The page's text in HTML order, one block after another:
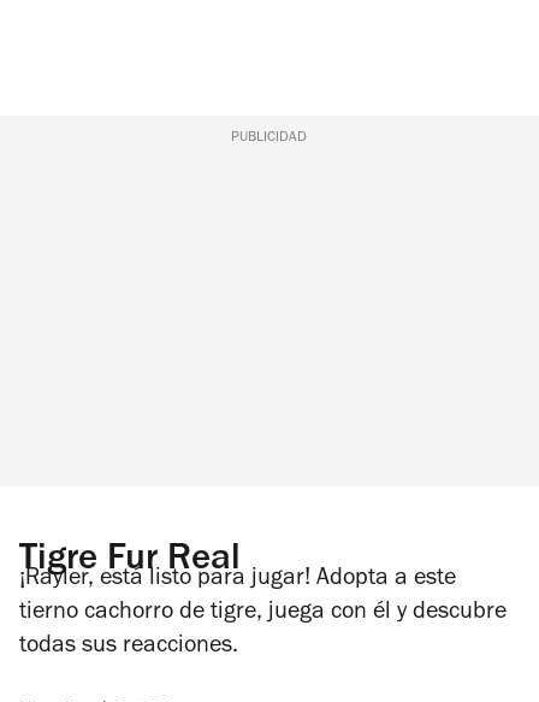
PUBLICIDAD
Tigre Fur Real
¡Rayler, está listo para jugar! Adopta a este
tierno cachorro de tigre, juega con él y descubre
todas sus reacciones.